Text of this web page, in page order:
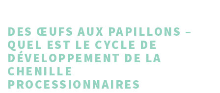
DES ŒUFS AUX PAPILLONS –
QUEL EST LE CYCLE DE
DÉVELOPPEMENT DE LA
CHENILLE
PROCESSIONNAIRES